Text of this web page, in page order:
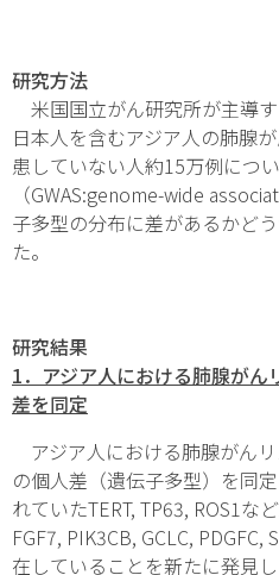
研究方法
米国国立がん研究所が主導す
日本人を含むアジア人の肺腺
患していない人約15万例につ
（GWAS:genome-wide
子多型の分布に差があるかど
た。
研究結果
1．アジア人における肺腺が
差を同定
アジア人における肺腺がん
の個人差（遺伝子多型）を同
れていたTERT, TP63, ROS1な
FGF7, PIK3CB, GCLC, PDGFC,
在していることを新たに発見